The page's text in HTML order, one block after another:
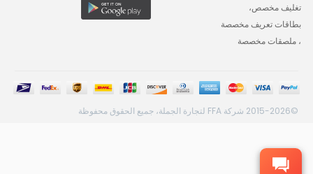
تغليف مخصص،
بطاقات تعريف مخصصة
، ملصقات مخصصة
©2015-2026 شركة FFA لتجارة الجملة، جميع الحقوق محفوظة